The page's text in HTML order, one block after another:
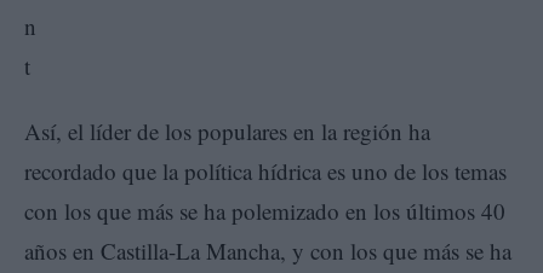
Así, el líder de los populares en la región ha
recordado que la política hídrica es uno de los temas
con los que más se ha polemizado en los últimos 40
años en Castilla-La Mancha, y con los que más se ha